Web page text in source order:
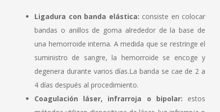
Ligadura con banda elástica: consiste en colocar
bandas o anillos de goma alrededor de la base de
una hemorroide interna. A medida que se restringe el
suministro de sangre, la hemorroide se encoge y
degenera durante varios días.La banda se cae de 2 a
4 días después al procedimiento.
Coagulación láser, infrarroja o bipolar: estos